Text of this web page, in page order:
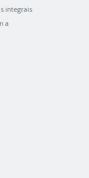
integrais
a